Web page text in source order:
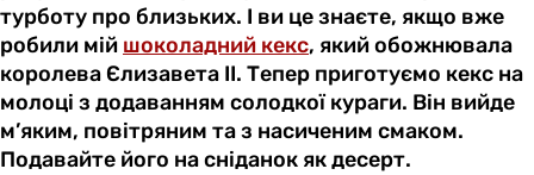
турботу про близьких. І ви це знаєте, якщо вже
робили мій шоколадний кекс, який обожнювала
королева Єлизавета II. Тепер приготуємо кекс на
молоці з додаванням солодкої кураги. Він вийде
м’яким, повітряним та з насиченим смаком.
Подавайте його на сніданок як десерт.